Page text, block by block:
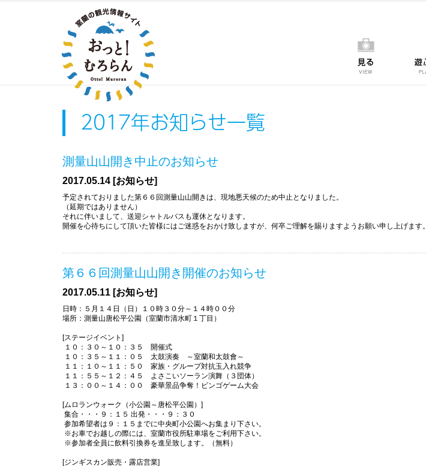
2017年お知らせ一覧
測量山山開き中止のお知らせ
2017.05.14 [お知らせ]
予定されておりました第６６回測量山山開きは、現地悪天候のため中止となりました。
（延期ではありません）
それに伴いまして、送迎シャトルバスも運休となります。
開催を心待ちにして頂いた皆様にはご迷惑をおかけ致しますが、何卒ご理解を賜りますようお願い申し上げます。
第６６回測量山山開き開催のお知らせ
2017.05.11 [お知らせ]
日時：５月１４日（日）１０時３０分～１４時００分
場所：測量山唐松平公園（室蘭市清水町１丁目）
[ステージイベント]
１０：３０～１０：３５ 開催式
１０：３５～１１：０５ 太鼓演奏 ～室蘭和太鼓會～
１１：１０～１１：５０ 家族・グループ対抗玉入れ競争
１１：５５～１２：４５ よさこいソーラン演舞（３団体）
１３：００～１４：００ 豪華景品争奪！ビンゴゲーム大会
[ムロランウォーク（小公園～唐松平公園）]
集合・・・９：１５ 出発・・・９：３０
参加希望者は９：１５までに中央町小公園へお集まり下さい。
※お車でお越しの際には、室蘭市役所駐車場をご利用下さい。
※参加者全員に飲料引換券を進呈致します。（無料）
[ジンギスカン販売・露店営業]